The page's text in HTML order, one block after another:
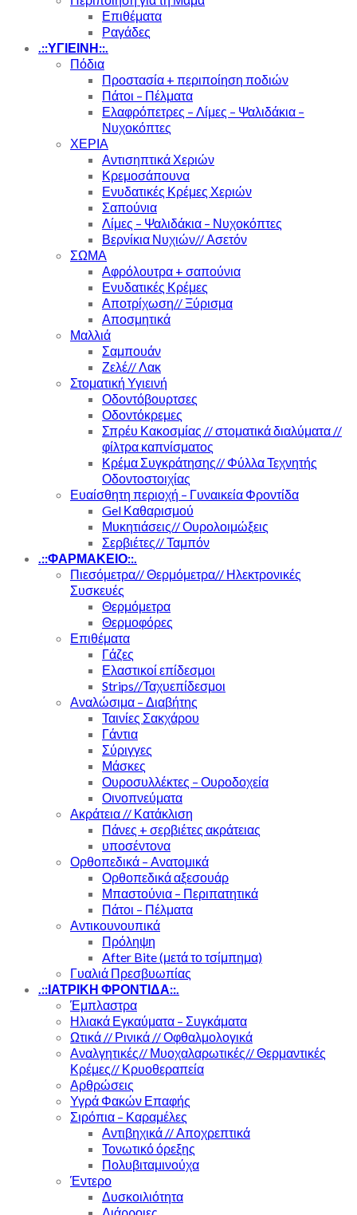
Επιθέματα
Ραγάδες
.::ΥΓΙΕΙΝΗ::.
Πόδια
Προστασία + περιποίηση ποδιών
Πάτοι – Πέλματα
Ελαφρόπετρες – Λίμες – Ψαλιδάκια –
Νυχοκόπτες
ΧΕΡΙΑ
Αντισηπτικά Χεριών
Κρεμοσάπουνα
Ενυδατικές Κρέμες Χεριών
Σαπούνια
Λίμες – Ψαλιδάκια – Νυχοκόπτες
Βερνίκια Νυχιών// Ασετόν
ΣΩΜΑ
Αφρόλουτρα + σαπούνια
Ενυδατικές Κρέμες
Αποτρίχωση// Ξύρισμα
Αποσμητικά
Μαλλιά
Σαμπουάν
Ζελέ// Λακ
Στοματική Υγιεινή
Οδοντόβουρτσες
Οδοντόκρεμες
Σπρέυ Κακοσμίας // στοματικά διαλύματα //
φίλτρα καπνίσματος
Κρέμα Συγκράτησης// Φύλλα Τεχνητής
Οδοντοστοιχίας
Ευαίσθητη περιοχή – Γυναικεία Φροντίδα
Gel Καθαρισμού
Μυκητιάσεις// Ουρολοιμώξεις
Σερβιέτες// Ταμπόν
.::ΦΑΡΜΑΚΕΙΟ::.
Πιεσόμετρα// Θερμόμετρα// Ηλεκτρονικές
Συσκευές
Θερμόμετρα
Θερμοφόρες
Επιθέματα
Γάζες
Ελαστικοί επίδεσμοι
Strips//Ταχυεπίδεσμοι
Αναλώσιμα – Διαβήτης
Ταινίες Σακχάρου
Γάντια
Σύριγγες
Μάσκες
Ουροσυλλέκτες – Ουροδοχεία
Οινοπνεύματα
Ακράτεια // Κατάκλιση
Πάνες + σερβιέτες ακράτειας
υποσέντονα
Ορθοπεδικά – Ανατομικά
Ορθοπεδικά αξεσουάρ
Μπαστούνια – Περιπατητικά
Πάτοι – Πέλματα
Αντικουνουπικά
Πρόληψη
After Bite (μετά το τσίμπημα)
Γυαλιά Πρεσβυωπίας
.::ΙΑΤΡΙΚΗ ΦΡΟΝΤΙΔΑ::.
Έμπλαστρα
Ηλιακά Εγκαύματα – Συγκάματα
Ωτικά // Ρινικά // Οφθαλμολογικά
Αναλγητικές// Μυοχαλαρωτικές// Θερμαντικές
Κρέμες// Κρυοθεραπεία
Αρθρώσεις
Υγρά Φακών Επαφής
Σιρόπια – Καραμέλες
Αντιβηχικά // Αποχρεπτικά
Τονωτικό όρεξης
Πολυβιταμινούχα
Έντερο
Δυσκοιλιότητα